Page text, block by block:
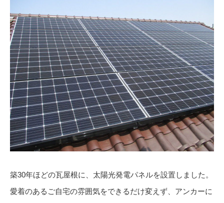
築30年ほどの瓦屋根に、太陽光発電パネルを設置しました。
愛着のあるご自宅の雰囲気をできるだけ変えず、アンカーに